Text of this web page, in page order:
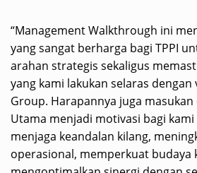
“Management Walkthrough ini
yang sangat berharga bagi TPPI
arahan strategis sekaligus
yang kami lakukan selaras dengan
Group. Harapannya juga
Utama menjadi motivasi bagi
menjaga keandalan kilang,
operasional, memperkuat budaya